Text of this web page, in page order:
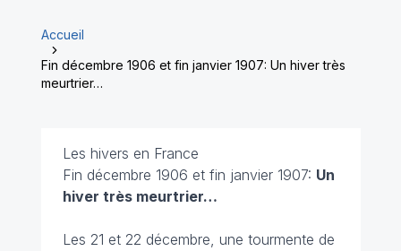
Accueil
Fin décembre 1906 et fin janvier 1907: Un hiver très
meurtrier…
Les hivers en France
Fin décembre 1906 et fin janvier 1907: Un
hiver très meurtrier…
Les 21 et 22 décembre, une tourmente de